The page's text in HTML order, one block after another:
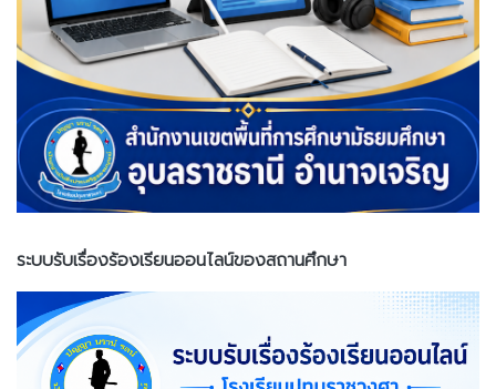
ระบบรับเรื่องร้องเรียนออนไลน์ของสถานศึกษา